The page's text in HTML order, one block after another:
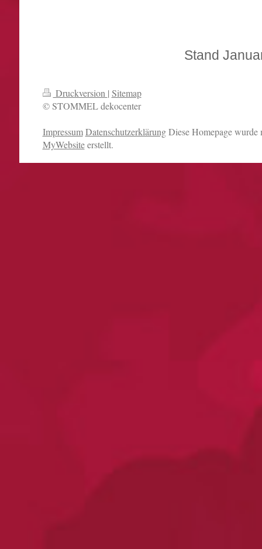
Stand
Druckversion | Sitemap
© STOMMEL dekocenter
Impressum DatenschutzerklärungDiese Homepage
MyWebsiteerstellt.